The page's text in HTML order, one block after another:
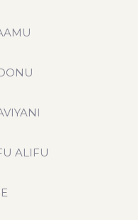
ALIFU